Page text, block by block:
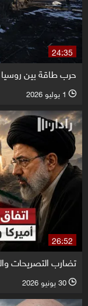
24:35
حرب طاقة بين روسيا
l 1 يوليو 2026
26:52
تضارب التصريحات
l 30 يونيو 2026